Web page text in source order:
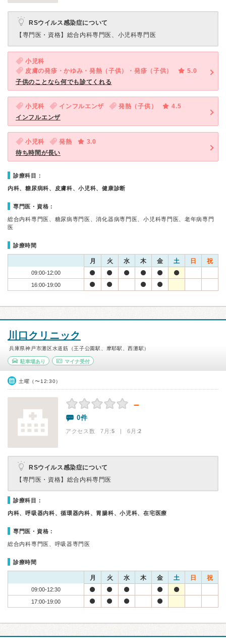
RSウイルス感染症について
【専門医・資格】 総合内科専門医、小児科専門医
小児科
皮膚の発疹・かゆみ・発熱（子供）・発疹（子供）
5.0
子供のことなら何でも診てくれる
小児科 インフルエンザ 発熱（子供）
4.5
インフルエンザ
小児科 発熱
3.0
待ち時間が長い
診療科目：
内科、糖尿病科、皮膚科、小児科、健康診断
専門医・資格：
総合内科専門医、糖尿病専門医、消化器病専門医、小児科専門医、老年病専門
医
診療時間
月 火 水 木 金 土 日 祝
09:00-12:00
16:00-19:00
川口クリニック
兵庫県神戸市灘区水道筋（王子公園駅、摩耶駅、西灘駅）
駐車場あり マイナ受付
土曜（〜12:30）
－
0件
アクセス数 7月:5 | 6月:2
RSウイルス感染症について
【専門医・資格】 総合内科専門医
診療科目：
内科、呼吸器内科、循環器内科、胃腸科、小児科、在宅医療
専門医・資格：
総合内科専門医、呼吸器専門医
診療時間
月 火 水 木 金 土 日 祝
09:00-12:30
17:00-19:00